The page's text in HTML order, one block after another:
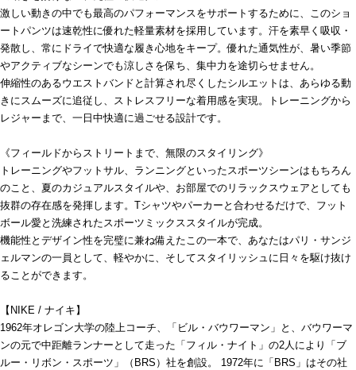
激しい動きの中でも最高のパフォーマンスをサポートするために、このショ
ートパンツは速乾性に優れた軽量素材を採用しています。汗を素早く吸収・
発散し、常にドライで快適な履き心地をキープ。優れた通気性が、暑い季節
やアクティブなシーンでも涼しさを保ち、集中力を途切らせません。
伸縮性のあるウエストバンドと計算され尽くしたシルエットは、あらゆる動
きにスムーズに追従し、ストレスフリーな着用感を実現。トレーニングから
レジャーまで、一日中快適に過ごせる設計です。
《フィールドからストリートまで、無限のスタイリング》
トレーニングやフットサル、ランニングといったスポーツシーンはもちろん
のこと、夏のカジュアルスタイルや、お部屋でのリラックスウェアとしても
抜群の存在感を発揮します。Tシャツやパーカーと合わせるだけで、フット
ボール愛と洗練されたスポーツミックススタイルが完成。
機能性とデザイン性を完璧に兼ね備えたこの一本で、あなたはパリ・サンジ
ェルマンの一員として、軽やかに、そしてスタイリッシュに日々を駆け抜け
ることができます。
【NIKE / ナイキ】
1962年オレゴン大学の陸上コーチ、「ビル・バウワーマン」と、バウワーマ
ンの元で中距離ランナーとして走った「フィル・ナイト」の2人により「ブ
ルー・リボン・スポーツ」（BRS）社を創設。 1972年に「BRS」はその社